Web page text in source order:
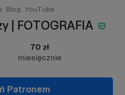
Blog YouTube
| FOTOGRAFIA
70 zł
miesięcznie
Patronem